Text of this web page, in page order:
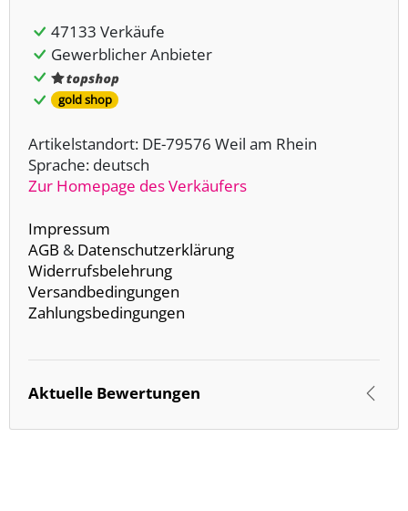
47133 Verkäufe
Gewerblicher Anbieter
gold shop
Artikelstandort: DE-79576 Weil am Rhein
Sprache: deutsch
Zur Homepage des Verkäufers
Impressum
AGB & Datenschutzerklärung
Widerrufsbelehrung
Versandbedingungen
Zahlungsbedingungen
Aktuelle Bewertungen